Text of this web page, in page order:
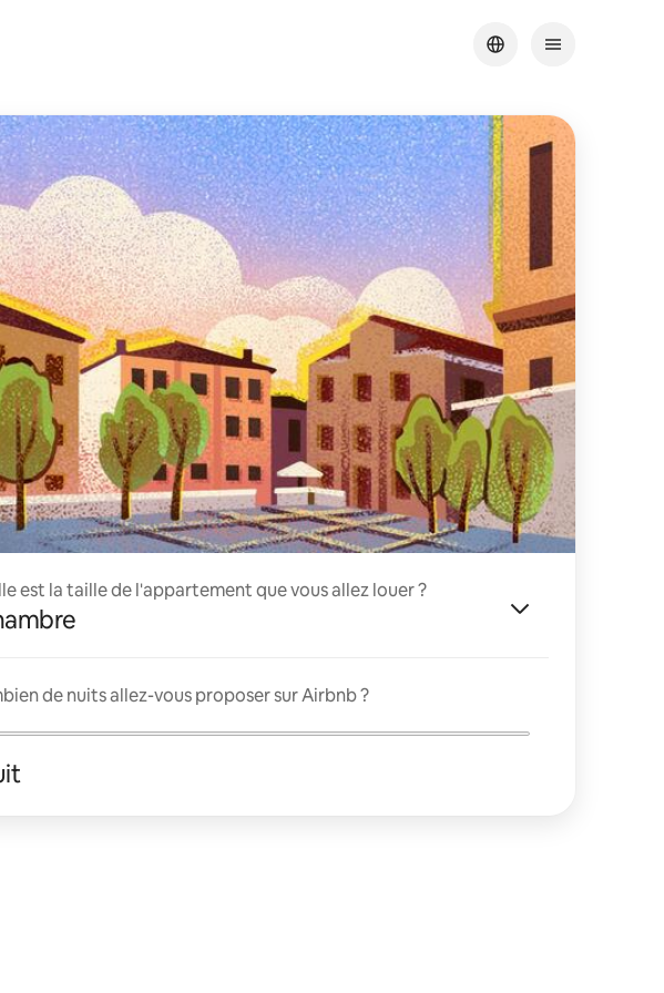
est la taille de l'appartement que vous allez louer ?
de nuits allez-vous proposer sur Airbnb ?